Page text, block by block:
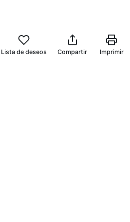
Lista de deseos Compartir Imprimir